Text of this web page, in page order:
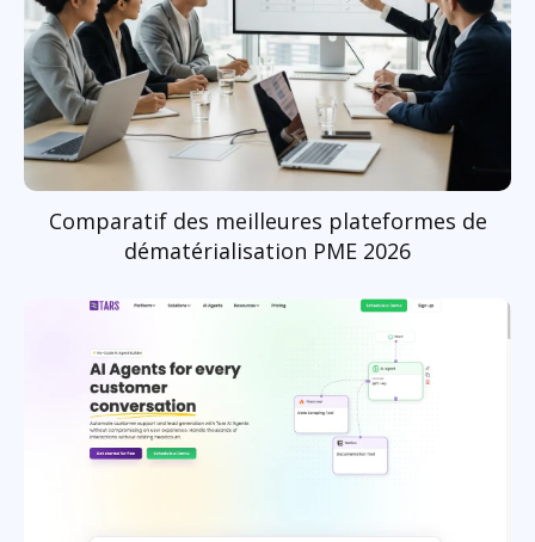
Comparatif des meilleures plateformes de
dématérialisation PME 2026